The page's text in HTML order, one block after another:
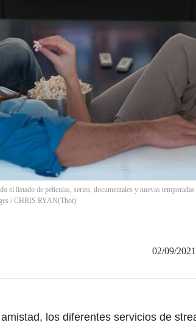
el listado de películas, series, documentales y nuevas temporadas
/ CHRIS RYAN(Thot)
02/09/
los diferentes servicios de